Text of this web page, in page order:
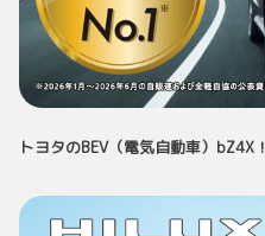
トヨタのBEV（電気自動車）bZ4X！